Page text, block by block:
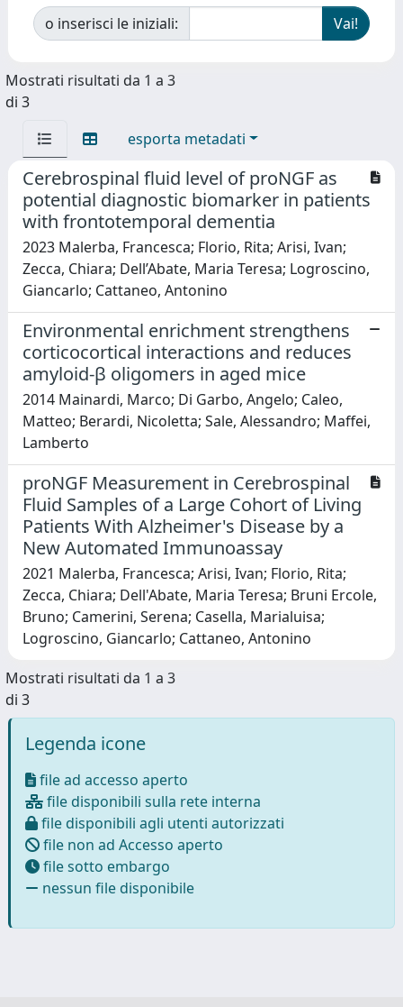
o inserisci le iniziali:
Mostrati risultati da 1 a 3
di 3
esporta metadati
Cerebrospinal fluid level of proNGF as
potential diagnostic biomarker in patients
with frontotemporal dementia
2023 Malerba, Francesca; Florio, Rita; Arisi, Ivan;
Zecca, Chiara; Dell’Abate, Maria Teresa; Logroscino,
Giancarlo; Cattaneo, Antonino
Environmental enrichment strengthens
corticocortical interactions and reduces
amyloid-β oligomers in aged mice
2014 Mainardi, Marco; Di Garbo, Angelo; Caleo,
Matteo; Berardi, Nicoletta; Sale, Alessandro; Maffei,
Lamberto
proNGF Measurement in Cerebrospinal
Fluid Samples of a Large Cohort of Living
Patients With Alzheimer's Disease by a
New Automated Immunoassay
2021 Malerba, Francesca; Arisi, Ivan; Florio, Rita;
Zecca, Chiara; Dell'Abate, Maria Teresa; Bruni Ercole,
Bruno; Camerini, Serena; Casella, Marialuisa;
Logroscino, Giancarlo; Cattaneo, Antonino
Mostrati risultati da 1 a 3
di 3
Legenda icone
file ad accesso aperto
file disponibili sulla rete interna
file disponibili agli utenti autorizzati
file non ad Accesso aperto
file sotto embargo
nessun file disponibile